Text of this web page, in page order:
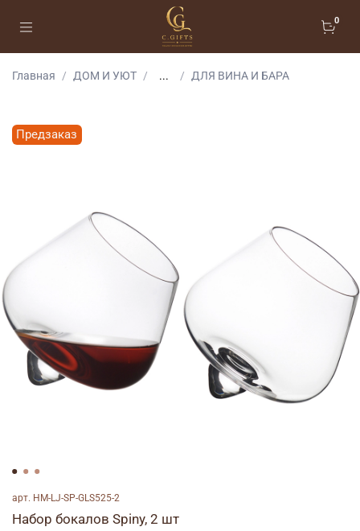
0
Главная ДОМ И УЮТ ... ДЛЯ ВИНА И БАРА
Предзаказ
арт. HM-LJ-SP-GLS525-2
Набор бокалов Spiny, 2 шт